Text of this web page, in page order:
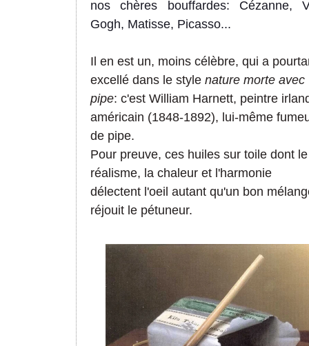
nos chères bouffardes: Cézanne,
Gogh, Matisse, Picasso...
Il en est un, moins célèbre, qui a
excellé dans le style nature morte avec
pipe: c'est William Harnett, peintre
américain (1848-1892), lui-même
de pipe.
Pour preuve, ces huiles sur toile dont le
réalisme, la chaleur et l'harmonie
délectent l'oeil autant qu'un bon
réjouit le pétuneur.